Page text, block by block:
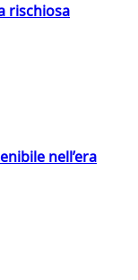
rischiosa
nell’era